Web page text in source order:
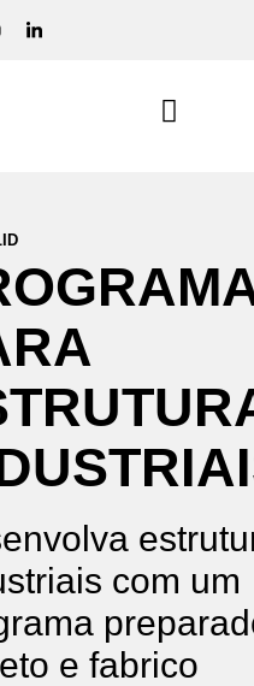
OGRAM
RA
TRUTUR
USTRIAI
com um
e fabrico